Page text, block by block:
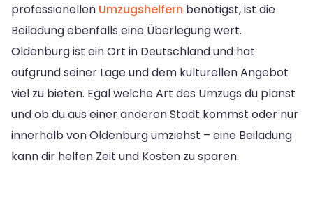
professionellen Umzugshelfern benötigst, ist die
Beiladung ebenfalls eine Überlegung wert.
Oldenburg ist ein Ort in Deutschland und hat
aufgrund seiner Lage und dem kulturellen Angebot
viel zu bieten. Egal welche Art des Umzugs du planst
und ob du aus einer anderen Stadt kommst oder nur
innerhalb von Oldenburg umziehst – eine Beiladung
kann dir helfen Zeit und Kosten zu sparen.